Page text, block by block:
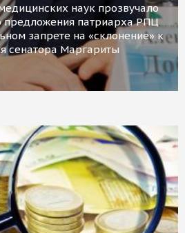
наук прозвучало
предложения патриарха РПЦ
запрете на «склонение» к
сенатора Маргариты